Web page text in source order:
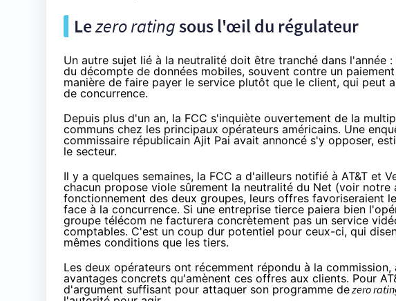
Lezero ratingsous l'œil du régulateur
Un autre sujet lié à la neutralité doit être tranché dans l'année :
du décompte de données mobiles, souvent contre un
manière de faire payer le service plutôt que le client, qui peut
de concurrence.
Depuis plus d'un an, la FCC s'inquiète ouvertement de la
communs chez les principaux opérateurs américains. Une
commissaire républicain Ajit Pai avait annoncé s'y opposer,
le secteur.
Il y a quelques semaines, la FCC a d'ailleurs notifié à AT&T et
chacun propose viole sûrement la neutralité du Net (voir notre
fonctionnement des deux groupes, leurs offres favoriseraient
face à la concurrence. Si une entreprise tierce paiera bien
groupe télécom ne facturera concrètement pas un service
comptables. C'est un coup dur potentiel pour ceux-ci, qui
mêmes conditions que les tiers.
Les deux opérateurs ont récemment répondu à la
avantages concrets qu'amènent ces offres aux clients. Pour
d'argument suffisant pour attaquer son programme dezero